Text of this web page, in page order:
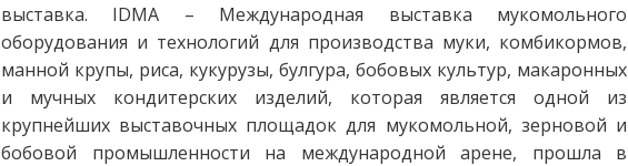
выставка. IDMA – Международная выставка мукомольного
оборудования и технологий для производства муки, комбикормов,
манной крупы, риса, кукурузы, булгура, бобовых культур, макаронных
и мучных кондитерских изделий, которая является одной из
крупнейших выставочных площадок для мукомольной, зерновой и
бобовой промышленности на международной арене, прошла в